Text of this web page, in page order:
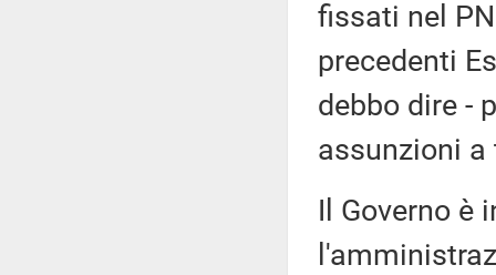
fissati nel
precedenti
debbo dire -
assunzioni
Il Governo è